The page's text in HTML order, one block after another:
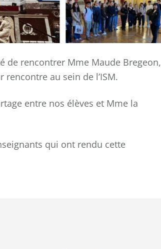
de rencontrer Mme Maude Bregeon,
au sein de l’ISM.
entre nos élèves et Mme la
qui ont rendu cette